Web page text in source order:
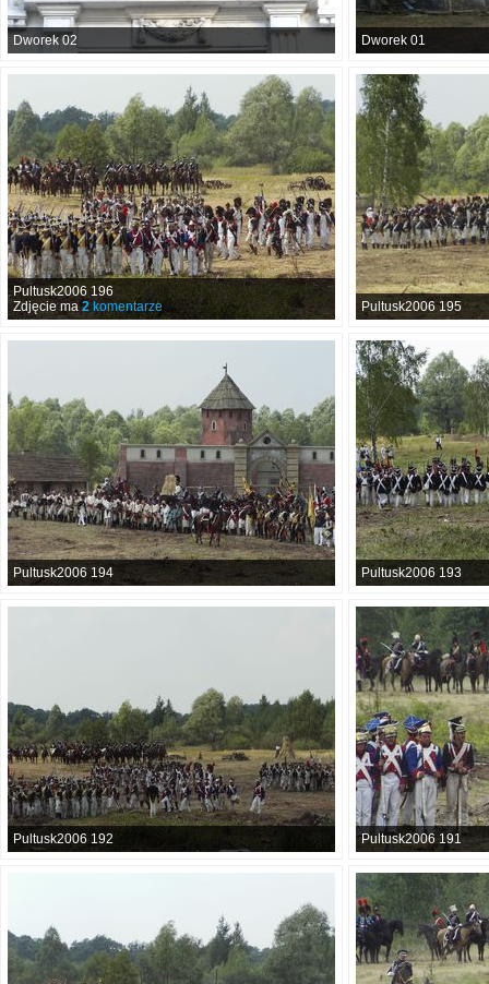
Dworek 02 Dworek 01
Pultusk2006 196
Zdjęcie ma2 komentarze Pultusk2006 195
Pultusk2006 194 Pultusk2006 193
Pultusk2006 192 Pultusk2006 191